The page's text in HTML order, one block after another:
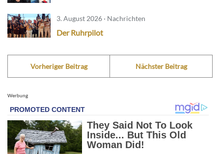
3. August 2026 · Nachrichten
Der Ruhrpilot
Vorheriger Beitrag Nächster Beitrag
Werbung